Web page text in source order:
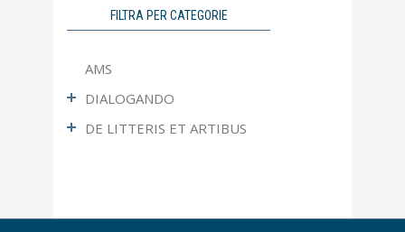
FILTRA PER CATEGORIE
AMS
DIALOGANDO
Ultimo Numero
Approfondimento
DE LITTERIS ET ARTIBUS
Pittura